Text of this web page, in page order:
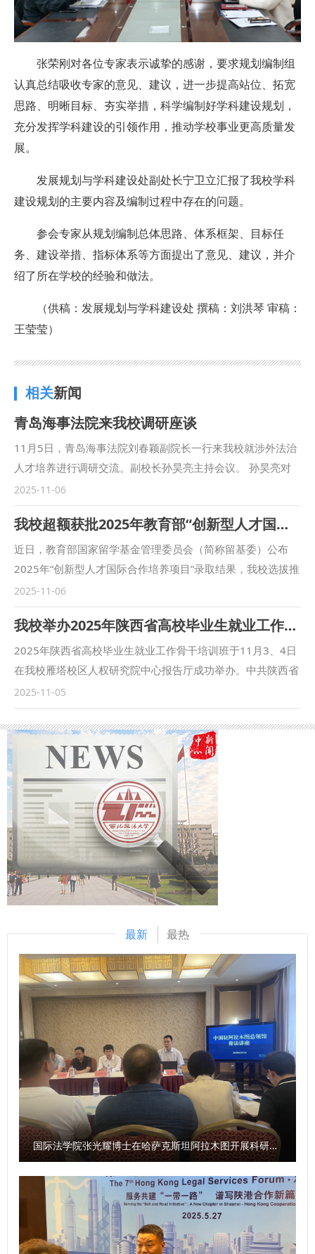
张荣刚对各位专家表示诚挚的感谢，要求规划编制组
认真总结吸收专家的意见、建议，进一步提高站位、拓宽
思路、明晰目标、夯实举措，科学编制好学科建设规划，
充分发挥学科建设的引领作用，推动学校事业更高质量发
展。
发展规划与学科建设处副处长宁卫立汇报了我校学科
建设规划的主要内容及编制过程中存在的问题。
参会专家从规划编制总体思路、体系框架、目标任
务、建设举措、指标体系等方面提出了意见、建议，并介
绍了所在学校的经验和做法。
（供稿：发展规划与学科建设处 撰稿：刘洪琴 审稿：
王莹莹）
相关新闻
青岛海事法院来我校调研座谈
11月5日，青岛海事法院刘春颖副院长一行来我校就涉外法治
人才培养进行调研交流。副校长孙昊亮主持会议。 孙昊亮对
青岛海事法院来校调研交流表示欢迎。他介绍了我校的办学特
色和近年来教育高质量发展新成就，按照习近平总书记关于要
打破高校和社会之间的体制壁垒，将实际工作部门的优质实践
教学资源引进高校，加强法学教育、法学研究工作者和法治实
际工作者之间的交流的指示精神，希望学校与实务部门整合各
自资源优势，形成协同创新合力，为涉外海事法治建设注入新
动能。同时，双方应加强合作，让涉外海事审判鲜活案例走进
课堂，通过合作解决当前涉外海商事审判理论研究与司法实践
中的难点问题。 刘春颖对我校的精心安排表示感谢，他介绍
了青岛海事法院在涉外审判方面的亮点成果，并就推动涉外法
共建、师资互聘、外国法查明、智库研究、教学资源开发以及
信息资料共享等问题进行了深入交流。 座谈之前，刘春颖一
行参观了我校国家级涉外法治研究基地、中国－中亚法律查明
与研究中心。 青岛海事法院党组成员王爱玲，海商审判庭、
董家口法庭、日照法庭相关负责人，以及我校国际法学院（国
际仲裁学院）、涉外法治研究中心、人事处、培训中心等单位
的相关负责同志参加了座谈会。 （供稿：国际法学院（国际
仲裁学院） 撰稿：张超汉 审批：李立）
2025-11-06
我校超额获批2025年教育部“创新型人才国际合作培养项目”国家公派人员资格
近日，教育部国家留学基金管理委员会（简称留基委）公布
2025年“创新型人才国际合作培养项目”录取结果，我校选拔推
荐的12名师生全部获批，较年度获批资助名额9人超额完成，
完成率为133%。录取师生将于2026年底前分别赴英国邓迪大
学、俄罗斯联邦总统直属国民经济与国家行政学院及哈萨克斯
坦阿里法拉比国立大学等项目合作院校，开展访学研修与联合
培养。留基委将为录取人员提供一次往返国际旅费及资助期限
内的奖学金生活补助。 学校于2024年首次以“全球治理、国际
经贸规则与涉外法治创新型人才培养国际合作项目”为题申报
并成功获批教育部留基委“创新型人才国际合作培养项目”，项
目执行期为3年，年度资助名额为9人。在2025年项目首次实
施过程中，学校高度重视、系统组织、扎实推进各环节工作。
通过七类校内信息平台广泛发布选派通知，实现宣传动员全覆
盖；主管校领导牵头组织各教学科研单位集中开展项目宣讲与
答疑，充分调动各单位的积极性与主动性；面向师生举办多轮
政策说明与申报辅导会，强化政策解读与材料把关；制定专门
管理办法，为申请人建立个性化申报档案，实施全流程跟踪指
导；积极与外方合作院校沟通，为申请人精准落实研修意向并
获取邀请；组织校内专家严格评审，形成以法学为主体、兼顾
交叉学科的推荐人员名单。 录取师生纷纷表示，将珍惜学校
提供的宝贵机会，在外期间深入学习国际经贸规则与全球治理
机制，努力提升涉外法治专业素养与跨文化沟通能力，力争学
成后为我国参与国际规则制定和全球治理体系改革贡献智慧。
该项目作为我校服务国家“一带一路”与高水平对外开放战略的
重要举措，将持续为构建具备国际视野、精通专业领域的高层
次法治人才队伍提供有力支撑。 2025年创新型人才国际合作
培养项目录取人员名单 序号 姓名 所在单位 留学单位 留学身
份 1 张 泽 行政法学院 （纪检监察学院） 英国邓迪大学 访问
学者 2 李思思 民商法学院 哈萨克斯坦阿里法拉比国立大学 访
问学者 3 张光耀 国际法学院 （国际仲裁学院） 哈萨克斯坦阿
里法拉比 国立大学 访问学者 4 段婷婷 马克思主义学院 哈萨克
斯坦阿里法拉比 国立大学 访问学者 5 董昊赟 公安学院 （公共
安全法学院） 英国邓迪大学 博士后 6 寸雨 琳梓 研究生院 英
国邓迪大学 联合培养博士 研究生 7 王芷艺 民商法学院 哈萨克
斯坦阿里法拉比 国立大学 联合培养硕士 研究生 8 马明旭 民商
法学院 哈萨克斯坦阿里法拉比 国立大学 联合培养硕士 研究生
2025-11-06
我校举办2025年陕西省高校毕业生就业工作骨干培训班
2025年陕西省高校毕业生就业工作骨干培训班于11月3、4日
在我校雁塔校区人权研究院中心报告厅成功举办。中共陕西省
委教育工委委员、省教育厅副厅长吴振磊、我校副校长孙昊
亮、陕西省学生就业与留学服务中心主任相勇出席开训仪式，
陕西省教育厅学生处处长吕元主持。来自全省96所高校的毕业
生就业工作部门负责同志和业务骨干近200人参加培训。 吴振
磊表示，全体参训人员要深刻把握本次培训会内涵，深入学习
贯彻习近平总书记关于就业工作的重要指示批示精神，认真贯
彻落实教育部和省委、省政府关于高校毕业生就业工作的决策
部署，强化就业工作队伍建设，持续提升就业工作人员的素质
和能力，为实现更充分、更高质量就业奠定坚实的能力基础。
他强调，要科学研判高校毕业生就业工作面临的形势任务，准
确把握促进高质量充分就业的问题难点与发展路径，在矢志不
渝追赶超越中展现担当作为，自觉将毕业生就业工作置于中国
式现代化建设和全省高质量发展大局中谋划推进。 教育部高
校学生司（高校毕业生就业服务司）就业指导服务处处长詹清
华、同济大学就业中心主任王凌凌、我校陈静媛副教授、教育
部学生服务与素质发展中心就业创业服务处曲晨，分别围绕新
发展阶段高校毕业生实现高质量就业的内涵、逻辑与路径、就
业指导与职业生涯规划、高校毕业生就业权益保障、高校毕业
生就业监测与统计等内容作专题授课分享。培训采取“集中授
课+分组研讨”的方式，课程设置紧扣就业工作实际需求，促进
各高校之间的经验交流与智慧共享。 学校将以此次培训为契
机，认真落实有关工作要求，创新就业工作模式，提升就业服
务质量，拓宽就业平台渠道，强化就业教育，持续学习优秀经
验做法，不断提升就业工作队伍专业化素养，全力促进2026
届毕业生高质量充分就业。 （供稿：招生就业处 撰稿：徐卓
远 审核：孙静）
2025-11-05
最新 最热
国际法学院张光耀博士在哈萨克斯坦阿拉木图开展科研与社会服务活动